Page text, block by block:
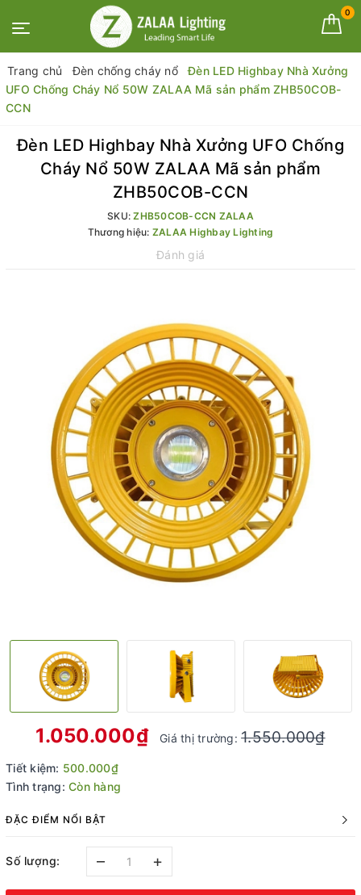
0
Trang chủ Đèn chống cháy nổ
Đèn LED Highbay Nhà Xưởng
UFO Chống Cháy Nổ 50W ZALAA Mã sản phẩm ZHB50COB-
CCN
Đèn LED Highbay Nhà Xưởng UFO Chống
Cháy Nổ 50W ZALAA Mã sản phẩm
ZHB50COB-CCN
SKU:ZHB50COB-CCN ZALAA
Thương hiệu: ZALAA Highbay Lighting
Đánh giá
1.050.000₫ Giá thị trường:1.550.000₫
Tiết kiệm: 500.000₫
Tình trạng: Còn hàng
ĐẶC ĐIỂM NỔI BẬT
Số lượng: – +